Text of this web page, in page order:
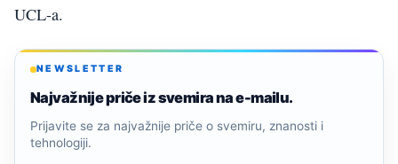
UCL-a.
NEWSLETTER
Najvažnije priče iz svemira na e-mailu.
Prijavite se za najvažnije priče o svemiru, znanosti i
tehnologiji.